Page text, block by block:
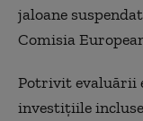
jaloane
Comisia
Potrivit evaluării
investițiile